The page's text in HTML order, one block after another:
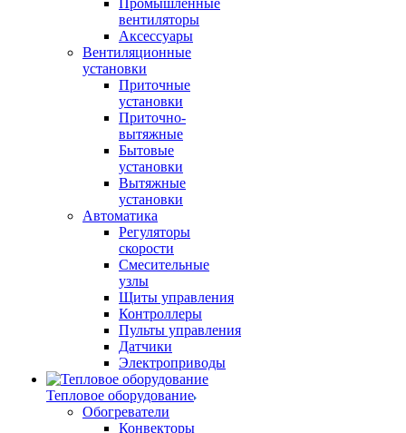
Промышленные
вентиляторы
Аксессуары
Вентиляционные
установки
Приточные
установки
Приточно-
вытяжные
Бытовые
установки
Вытяжные
установки
Автоматика
Регуляторы
скорости
Смесительные
узлы
Щиты управления
Контроллеры
Пульты управления
Датчики
Электроприводы
Тепловое оборудование
Обогреватели
Конвекторы